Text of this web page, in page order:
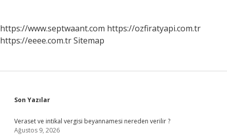
https://www.septwaant.com https://ozfiratyapi.com.tr
https://eeee.com.trSitemap
Sidebar
Son Yazılar
Veraset ve intikal vergisi beyannamesi nereden verilir ?
Ağustos 9, 2026